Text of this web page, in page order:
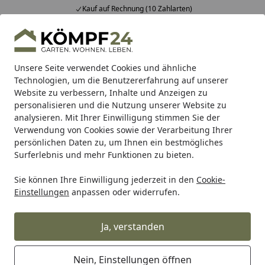
Unsere Seite verwendet Cookies und ähnliche
Technologien, um die Benutzererfahrung auf unserer
Website zu verbessern, Inhalte und Anzeigen zu
personalisieren und die Nutzung unserer Website zu
analysieren. Mit Ihrer Einwilligung stimmen Sie der
Verwendung von Cookies sowie der Verarbeitung Ihrer
persönlichen Daten zu, um Ihnen ein bestmögliches
Surferlebnis und mehr Funktionen zu bieten.
Sie können Ihre Einwilligung jederzeit in den Cookie-
Einstellungen anpassen oder widerrufen.
Ja, verstanden
Nein, Einstellungen öffnen
Kauf auf Rechnung (10 Zahlarten)
Alle Produkte
Mein Konto
Suchen
Startseite
BTR Born to Ride BTR Zentralständer BTR
Adapterplatte für Ducati
Multistrada V4 21-